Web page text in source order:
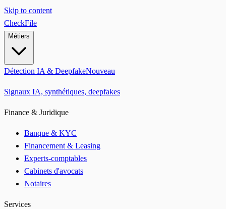
Skip to content
CheckFile
Métiers
Détection IA & DeepfakeNouveau
Signaux IA, synthétiques, deepfakes
Finance & Juridique
Banque & KYC
Financement & Leasing
Experts-comptables
Cabinets d'avocats
Notaires
Services